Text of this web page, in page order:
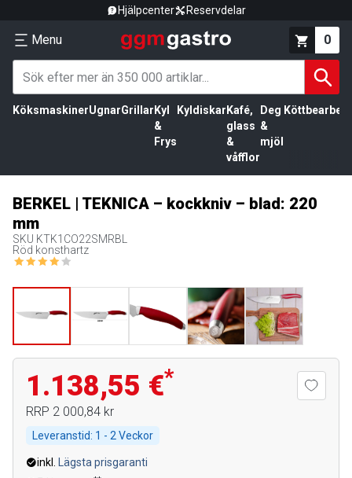
Hjälpcenter Reservdelar
Menu 0
KöksmaskinerUgnarGrillar Kyl
&
Frys
Kyldiskar Kafé,
glass
&
våfflor
Deg
&
mjöl
BERKEL | TEKNICA – kockkniv – blad: 220
mm
SKU KTK1CO22SMRBL
Röd konsthartz
1.138,55 €*
RRP 2 000,84 kr
Leveranstid: 1 - 2 Veckor
inkl.
Lägsta prisgaranti